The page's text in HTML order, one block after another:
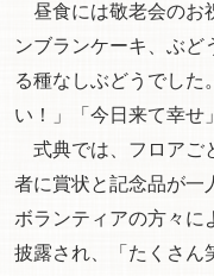
昼食には敬老会のお
ンブランケーキ、ぶど
る種なしぶどうでした
い！」「今日来て幸せ
式典では、フロアご
者に賞状と記念品が一
ボランティアの方々に
披露され、「たくさん